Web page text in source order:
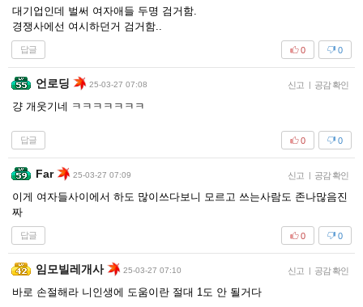
대기업인데 벌써 여자애들 두명 검거함.
경쟁사에선 여시하던거 검거함..
답글 0
0
언로딩 25-03-27 07:08 신고 | 공감 확인
걍 개웃기네 ㅋㅋㅋㅋㅋㅋㅋ
답글 0
0
Far 25-03-27 07:09 신고 | 공감 확인
이게 여자들사이에서 하도 많이쓰다보니 모르고 쓰는사람도 존나많음진
짜
답글 0
0
임모빌레개사 25-03-27 07:10 신고 | 공감 확인
바로 손절해라 니인생에 도움이란 절대 1도 안 될거다